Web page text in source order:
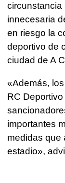
circunstancia
innecesaria
en riesgo la
deportivo de
ciudad de A
«Además,
RC
importantes
medidas que
estadio»,